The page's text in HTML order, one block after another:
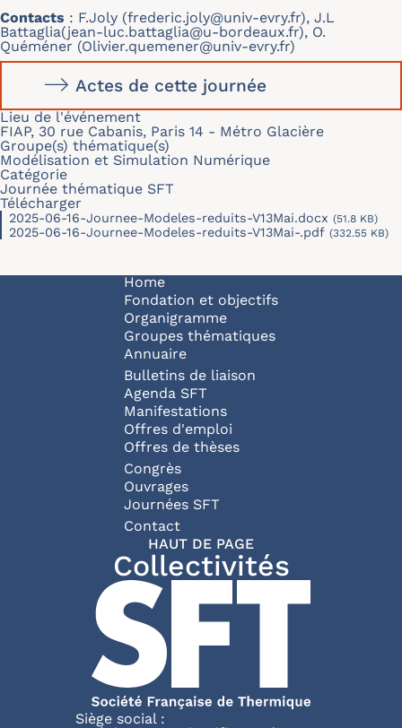
Contacts : F.Joly (frederic.joly@univ-evry.fr), J.L
Battaglia(jean-luc.battaglia@u-bordeaux.fr), O.
Quéméner (Olivier.quemener@univ-evry.fr)
Actes de cette journée
Lieu de l'événement
FIAP, 30 rue Cabanis, Paris 14 - Métro Glacière
Groupe(s) thématique(s)
Modélisation et Simulation Numérique
Catégorie
Journée thématique SFT
Télécharger
2025-06-16-Journee-Modeles-reduits-V13Mai.docx (51.8 KB)
2025-06-16-Journee-Modeles-reduits-V13Mai-.pdf (332.55 KB)
Navigation principale
Home
Fondation et objectifs
Organigramme
Groupes thématiques
Annuaire
Bulletins de liaison
Agenda SFT
Manifestations
Offres d'emploi
Offres de thèses
Congrès
Ouvrages
Journées SFT
Pied de page
Contact
HAUT DE PAGE
Collectivités
Siège social :